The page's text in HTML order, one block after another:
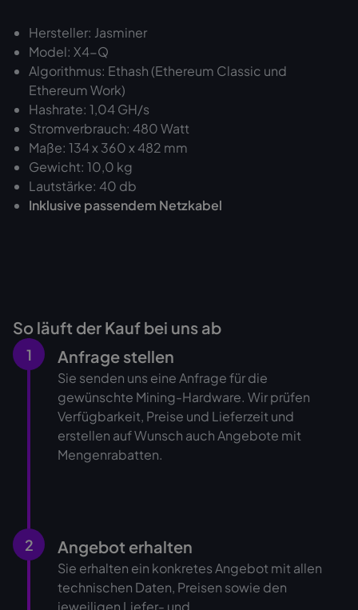
Hersteller: Jasminer
Model: X4-Q
Algorithmus: Ethash (Ethereum Classic und
Ethereum Work)
Hashrate: 1,04 GH/s
Stromverbrauch: 480 Watt
Maße: 134 x 360 x 482 mm
Gewicht: 10,0 kg
Lautstärke: 40 db
Inklusive passendem Netzkabel
So läuft der Kauf bei uns ab
1 Anfrage stellen
Sie senden uns eine Anfrage für die
gewünschte Mining-Hardware. Wir prüfen
Verfügbarkeit, Preise und Lieferzeit und
erstellen auf Wunsch auch Angebote mit
Mengenrabatten.
2 Angebot erhalten
Sie erhalten ein konkretes Angebot mit allen
technischen Daten, Preisen sowie den
jeweiligen Liefer- und